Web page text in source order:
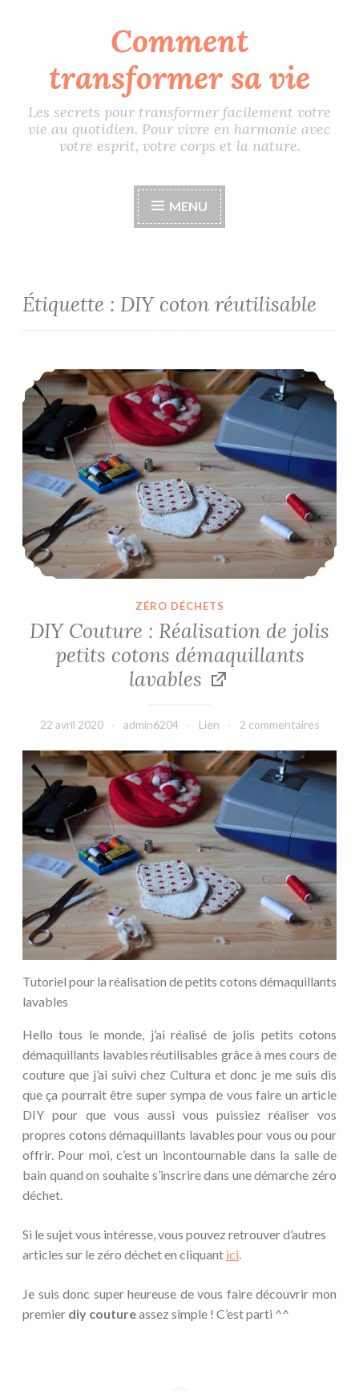
contenu
principal
Comment
transformer sa vie
Les secrets pour transformer facilement votre
vie au quotidien. Pour vivre en harmonie avec
votre esprit, votre corps et la nature.
MENU
Étiquette : DIY coton réutilisable
DIY Couture : Réalisation de jolis petits cotons démaquillants lavables
ZÉRO DÉCHETS
DIY Couture : Réalisation de jolis
petits cotons démaquillants
lavables
22 avril 2020 admin6204 Lien 2 commentaires
Tutoriel pour la réalisation de petits cotons démaquillants
lavables
Hello tous le monde, j’ai réalisé de jolis petits cotons
démaquillants lavables réutilisables grâce à mes cours de
couture que j’ai suivi chez Cultura et donc je me suis dis
que ça pourrait être super sympa de vous faire un article
DIY pour que vous aussi vous puissiez réaliser vos
propres cotons démaquillants lavables pour vous ou pour
offrir. Pour moi, c’est un incontournable dans la salle de
bain quand on souhaite s’inscrire dans une démarche zéro
déchet.
Si le sujet vous intéresse, vous pouvez retrouver d’autres
articles sur le zéro déchet en cliquant ici
Je suis donc super heureuse de vous faire découvrir mon
premier diy coutureassez simple ! C’est parti ^^